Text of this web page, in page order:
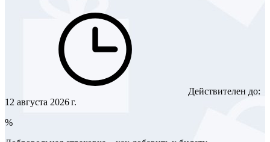
Действителен до:
12 августа 2026 г.
%